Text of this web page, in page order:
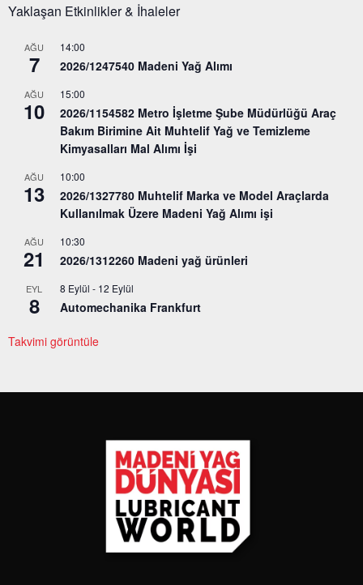
Yaklaşan Etkinlikler & İhaleler
AĞU
7
14:00
2026/1247540 Madeni Yağ Alımı
AĞU
10
15:00
2026/1154582 Metro İşletme Şube Müdürlüğü Araç
Bakım Birimine Ait Muhtelif Yağ ve Temizleme
Kimyasalları Mal Alımı İşi
AĞU
13
10:00
2026/1327780 Muhtelif Marka ve Model Araçlarda
Kullanılmak Üzere Madeni Yağ Alımı işi
AĞU
21
10:30
2026/1312260 Madeni yağ ürünleri
EYL
8
8 Eylül - 12 Eylül
Automechanika Frankfurt
Takvimi görüntüle